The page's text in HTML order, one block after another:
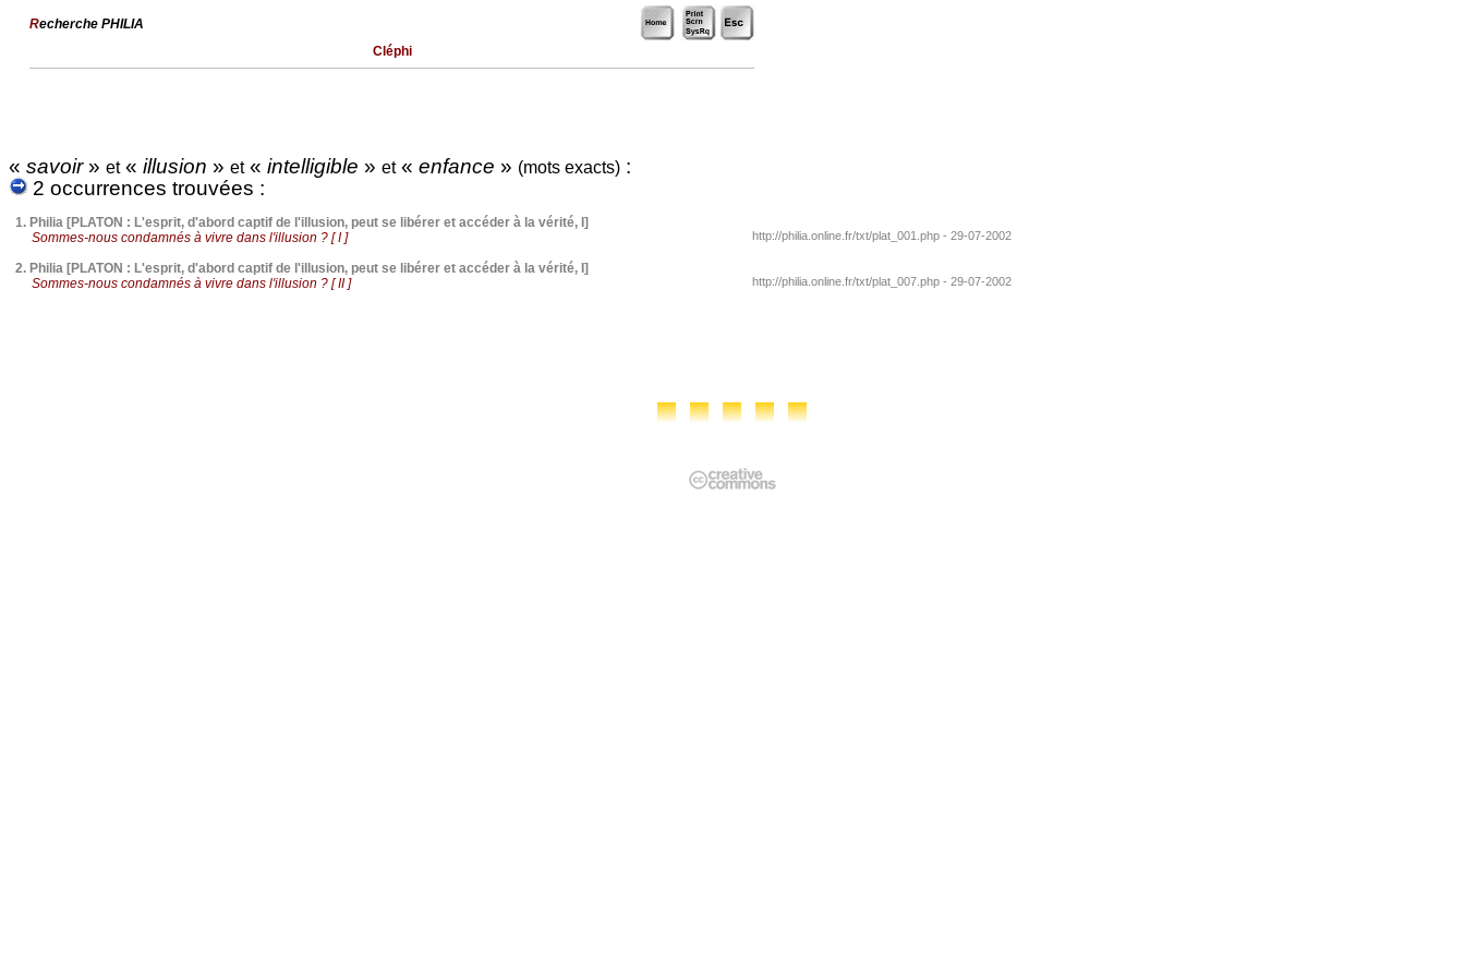
Recherche PHILIA
Cléphi
« savoir» et« illusion » et« intelligible » et« enfance » (mots exacts) :
2 occurrences trouvées :
1. Philia [PLATON : L'esprit, d'abord captif de l'illusion, peut se libérer et accéder à la vérité, I]
Sommes-nous condamnés à vivre dans l'illusion ? [ I ]
http://philia.online.fr/txt/plat_001.php - 29-07-2002
2. Philia [PLATON : L'esprit, d'abord captif de l'illusion, peut se libérer et accéder à la vérité, I]
Sommes-nous condamnés à vivre dans l'illusion ? [ II ]
http://philia.online.fr/txt/plat_007.php - 29-07-2002